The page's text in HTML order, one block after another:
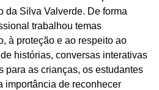
da Silva Valverde. De forma
trabalhou temas
à proteção e ao respeito ao
histórias, conversas interativas
para as crianças, os estudantes
importância de reconhecer